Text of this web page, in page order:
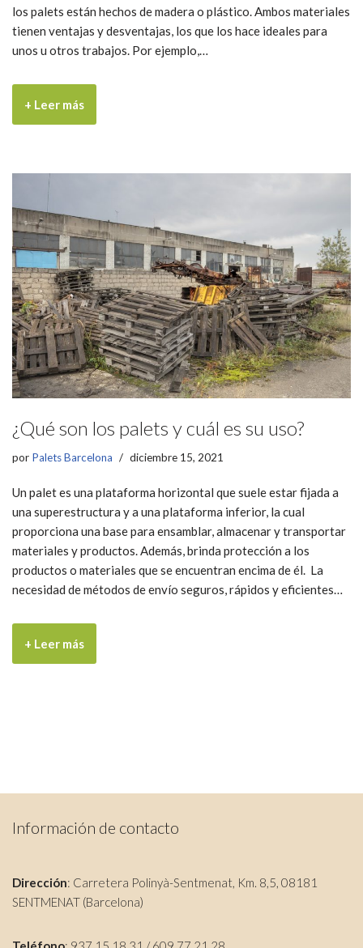
los palets están hechos de madera o plástico. Ambos materiales
tienen ventajas y desventajas, los que los hace ideales para
unos u otros trabajos. Por ejemplo,…
+ Leer más
¿Qué son los palets y cuál es su uso?
por Palets Barcelona diciembre 15, 2021
Un palet es una plataforma horizontal que suele estar fijada a
una superestructura y a una plataforma inferior, la cual
proporciona una base para ensamblar, almacenar y transportar
materiales y productos. Además, brinda protección a los
productos o materiales que se encuentran encima de él. La
necesidad de métodos de envío seguros, rápidos y eficientes…
+ Leer más
Información de contacto
Dirección: Carretera Polinyà-Sentmenat, Km. 8,5, 08181
SENTMENAT (Barcelona)